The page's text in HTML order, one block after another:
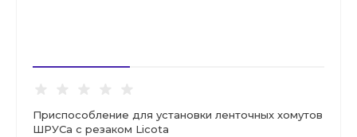
Приспособление для установки ленточных хомутов
ШРУСа с резаком Licota